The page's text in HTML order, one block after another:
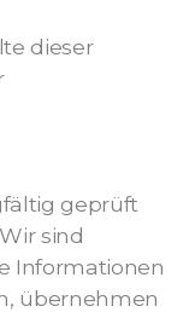
dieser
geprüft
sind
Informationen
übernehmen